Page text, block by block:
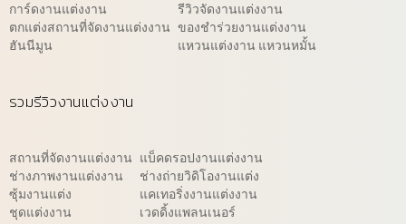
การ์ดงานแต่งงาน
ตกแต่งสถานที่จัดงานแต่งงาน
ฮันนีมูน
รีวิวจัดงานแต่งงาน
ของชำร่วยงานแต่งงาน
แหวนแต่งงาน แหวนหมั้น
รวมรีวิวงานแต่งงาน
สถานที่จัดงานแต่งงาน
ช่างภาพงานแต่งงาน
ซุ้มงานแต่ง
ชุดแต่งงาน
แบ็คดรอปงานแต่งงาน
ช่างถ่ายวิดิโองานแต่ง
แคเทอริ่งงานแต่งงาน
เวดดิ้งแพลนเนอร์